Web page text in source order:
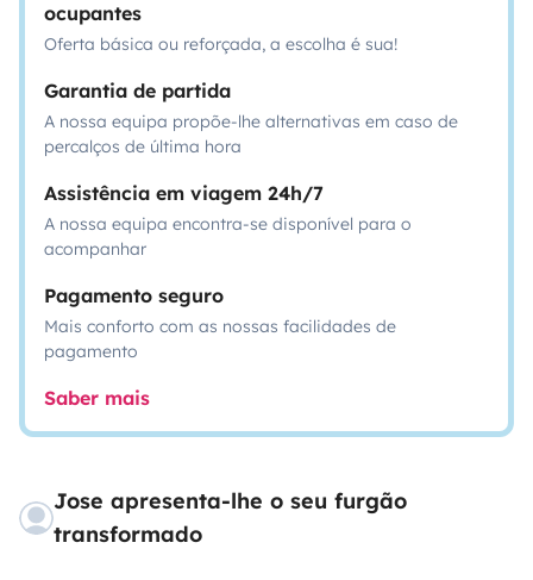
ocupantes
Oferta básica ou reforçada, a escolha é sua!
Garantia de partida
A nossa equipa propõe-lhe alternativas em caso de
percalços de última hora
Assistência em viagem 24h/7
A nossa equipa encontra-se disponível para o
acompanhar
Pagamento seguro
Mais conforto com as nossas facilidades de
pagamento
Saber mais
Jose apresenta-lhe o seu furgão
transformado